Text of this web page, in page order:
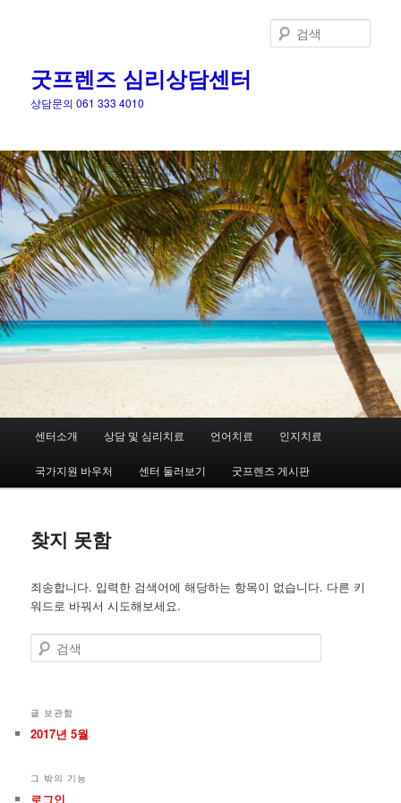
굿프렌즈 심리상담센터
상담문의 061 333 4010
색
첫
번
컨
텐
로
뛰
넘
두
번
컨
텐
로
뛰
넘
센터소개 상담 및 심리치료 언어치료 인지치료
국가지원 바우처 센터 둘러보기 굿프렌즈 게시판
찾지 못함
죄송합니다. 입력한 검색어에 해당하는 항목이 없습니다. 다른 키
워드로 바꿔서 시도해보세요.
검
색
글 보관함
2017년 5월
그 밖의 기능
로그인